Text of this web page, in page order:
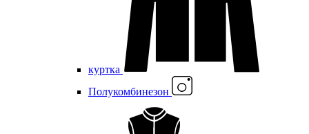
куртка
Полукомбинезон